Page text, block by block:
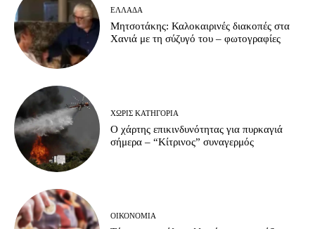
ΕΛΛΆΔΑ
Μητσοτάκης: Καλοκαιρινές διακοπές στα
Χανιά με τη σύζυγό του – φωτογραφίες
ΧΩΡΊΣ ΚΑΤΗΓΟΡΊΑ
Ο χάρτης επικινδυνότητας για πυρκαγιά
σήμερα – “Κίτρινος” συναγερμός
ΟΙΚΟΝΟΜΊΑ